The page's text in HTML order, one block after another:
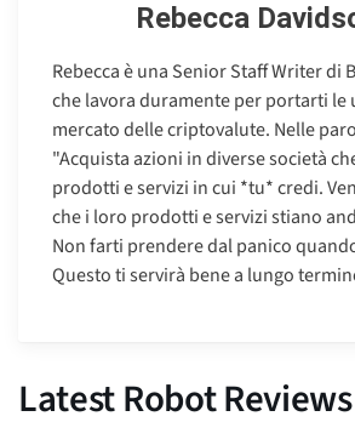
Rebecca
Rebecca è una Senior Staff Writer di
che lavora duramente per portarti le
mercato delle criptovalute. Nelle
"Acquista azioni in diverse società
prodotti e servizi in cui *tu* credi.
che i loro prodotti e servizi stiano
Non farti prendere dal panico
Questo ti servirà bene a lungo
Latest Robot Reviews